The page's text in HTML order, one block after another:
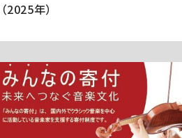
（2025年）